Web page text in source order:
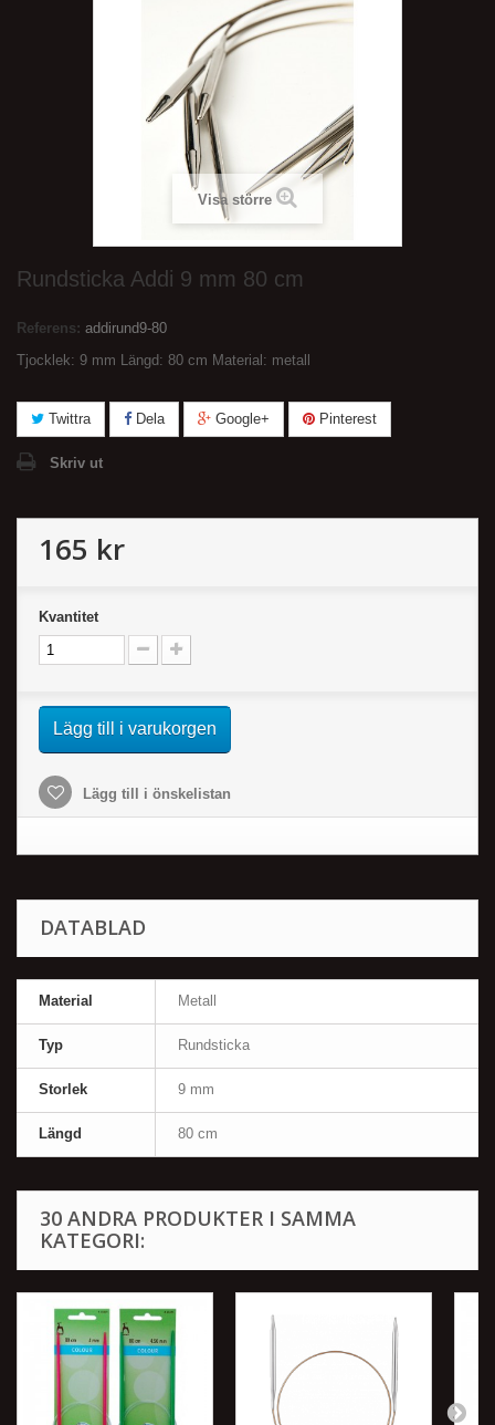
Visa större
Rundsticka Addi 9 mm 80 cm
Referens: addirund9-80
Tjocklek: 9 mm Längd: 80 cm Material: metall
Twittra Dela Google+ Pinterest
Skriv ut
165 kr
Kvantitet
Lägg till i varukorgen
Lägg till i önskelistan
DATABLAD
Material Metall
Typ Rundsticka
Storlek 9 mm
Längd 80 cm
30 ANDRA PRODUKTER I SAMMA
KATEGORI: